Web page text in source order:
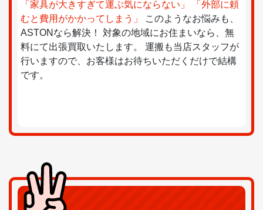
「家具が大きすぎて運ぶ気にならない」 「外部に頼
むと費用がかかってしまう」
このようなお悩みも、
ASTONなら解決！ 対象の地域にお住まいなら、無
料にて出張買取いたします。 運搬も当店スタッフが
行いますので、お客様はお待ちいただくだけで結構
です。